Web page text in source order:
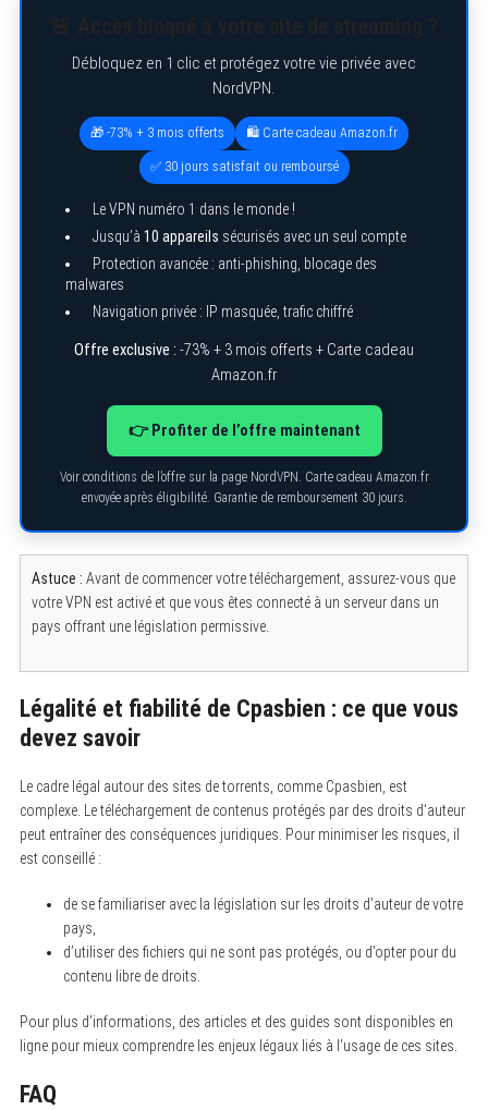
Débloquez en 1 clic et protégez votre vie privée avec
NordVPN.
🎁 -73% + 3 mois offerts 🛍️ Carte cadeau Amazon.fr
✅ 30 jours satisfait ou remboursé
Le VPN numéro 1 dans le monde !
Jusqu’à 10 appareils sécurisés avec un seul compte
Protection avancée : anti-phishing, blocage des
malwares
Navigation privée : IP masquée, trafic chiffré
Offre exclusive : -73% + 3 mois offerts + Carte cadeau
Amazon.fr
👉 Profiter de l’offre maintenant
Voir conditions de l’offre sur la page NordVPN. Carte cadeau Amazon.fr
envoyée après éligibilité. Garantie de remboursement 30 jours.
Astuce : Avant de commencer votre téléchargement, assurez-vous que
votre VPN est activé et que vous êtes connecté à un serveur dans un
pays offrant une législation permissive.
Légalité et fiabilité de Cpasbien : ce que vous
devez savoir
Le cadre légal autour des sites de torrents, comme Cpasbien, est
complexe. Le téléchargement de contenus protégés par des droits d’auteur
peut entraîner des conséquences juridiques. Pour minimiser les risques, il
est conseillé :
de se familiariser avec la législation sur les droits d’auteur de votre
pays,
d’utiliser des fichiers qui ne sont pas protégés, ou d’opter pour du
contenu libre de droits.
Pour plus d’informations, des articles et des guides sont disponibles en
ligne pour mieux comprendre les enjeux légaux liés à l’usage de ces sites.
FAQ
S
r
h
f
o